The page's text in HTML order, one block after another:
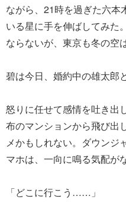
ながら、21時を過ぎた六本
いる星に手を伸ばしてみた
ならないが、東京も冬の空
碧は今日、婚約中の雄太郎
怒りに任せて感情を吐き出
布のマンションから飛び出
メかもしれない。ダウンジ
マホは、一向に鳴る気配が
「どこに行こう……」